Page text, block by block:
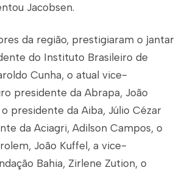
Jacobsen.
da região, prestigiaram o jantar
do Instituto Brasileiro de
Cunha, o atual vice-
presidente da Abrapa, João
presidente da Aiba, Júlio Cézar
da Aciagri, Adilson Campos, o
João Kuffel, a vice-
Bahia, Zirlene Zution, o